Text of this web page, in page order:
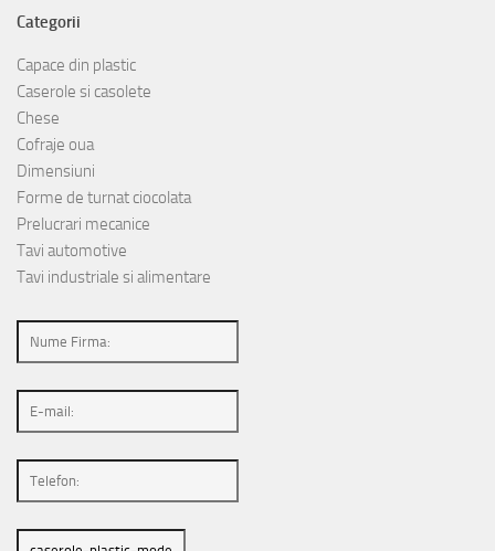
Categorii
Capace din plastic
Caserole si casolete
Chese
Cofraje oua
Dimensiuni
Forme de turnat ciocolata
Prelucrari mecanice
Tavi automotive
Tavi industriale si alimentare